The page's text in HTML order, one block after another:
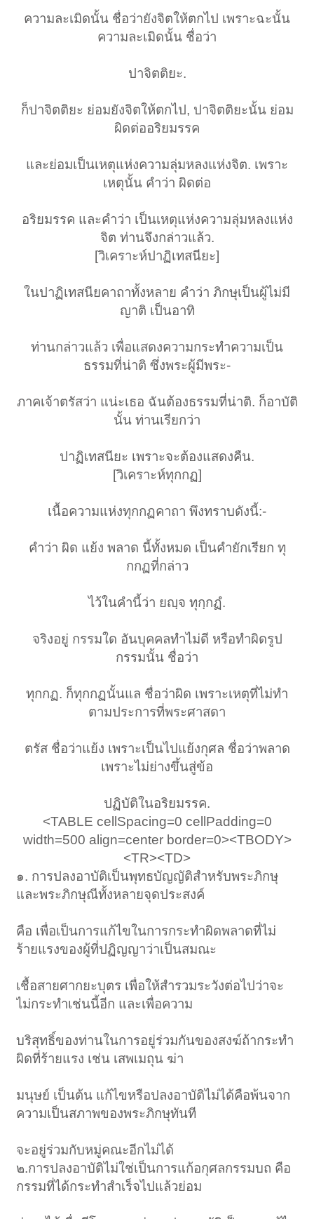
ความละเมิดนั้น ชื่อว่ายังจิตให้ตกไป เพราะฉะนั้น
ความละเมิดนั้น ชื่อว่า
ปาจิตติยะ.
ก็ปาจิตติยะ ย่อมยังจิตให้ตกไป, ปาจิตติยะนั้น ย่อม
ผิดต่ออริยมรรค
และย่อมเป็นเหตุแห่งความลุ่มหลงแห่งจิต. เพราะ
เหตุนั้น คำว่า ผิดต่อ
อริยมรรค และคำว่า เป็นเหตุแห่งความลุ่มหลงแห่ง
จิต ท่านจึงกล่าวแล้ว.
[วิเคราะห์ปาฏิเทสนียะ]
ในปาฏิเทสนียคาถาทั้งหลาย คำว่า ภิกษุเป็นผู้ไม่มี
ญาติ เป็นอาทิ
ท่านกล่าวแล้ว เพื่อแสดงความกระทำความเป็น
ธรรมที่น่าติ ซึ่งพระผู้มีพระ-
ภาคเจ้าตรัสว่า แน่ะเธอ ฉันต้องธรรมที่น่าติ. ก็อาบัติ
นั้น ท่านเรียกว่า
ปาฏิเทสนียะ เพราะจะต้องแสดงคืน.
[วิเคราะห์ทุกกฏ]
เนื้อความแห่งทุกกฏคาถา พึงทราบดังนี้:-
คำว่า ผิด แย้ง พลาด นี้ทั้งหมด เป็นคำยักเรียก ทุ
กกฏที่กล่าว
ไว้ในคำนี้ว่า ยญฺจ ทุกฺกฏํ.
จริงอยู่ กรรมใด อันบุคคลทำไม่ดี หรือทำผิดรูป
กรรมนั้น ชื่อว่า
ทุกกฏ. ก็ทุกกฏนั้นแล ชื่อว่าผิด เพราะเหตุที่ไม่ทำ
ตามประการที่พระศาสดา
ตรัส ชื่อว่าแย้ง เพราะเป็นไปแย้งกุศล ชื่อว่าพลาด
เพราะไม่ย่างขึ้นสู่ข้อ
ปฏิบัติในอริยมรรค.
<TABLE cellSpacing=0 cellPadding=0
width=500 align=center border=0><TBODY>
<TR><TD>
๑. การปลงอาบัติเป็นพุทธบัญญัติสำหรับพระภิกษุ
และพระภิกษุณีทั้งหลายจุดประสงค์
คือ เพื่อเป็นการแก้ไขในการกระทำผิดพลาดที่ไม่
ร้ายแรงของผู้ที่ปฏิญญาว่าเป็นสมณะ
เชื้อสายศากยะบุตร เพื่อให้สำรวมระวังต่อไปว่าจะ
ไม่กระทำเช่นนี้อีก และเพื่อความ
บริสุทธิ์ของท่านในการอยู่ร่วมกันของสงฆ์ถ้ากระทำ
ผิดที่ร้ายแรง เช่น เสพเมถุน ฆ่า
มนุษย์ เป็นต้น แก้ไขหรือปลงอาบัติไม่ได้คือพ้นจาก
ความเป็นสภาพของพระภิกษุทันที
จะอยู่ร่วมกับหมู่คณะอีกไม่ได้
๒.การปลงอาบัติไม่ใช่เป็นการแก้อกุศลกรรมบถ คือ
กรรมที่ได้กระทำสำเร็จไปแล้วย่อม